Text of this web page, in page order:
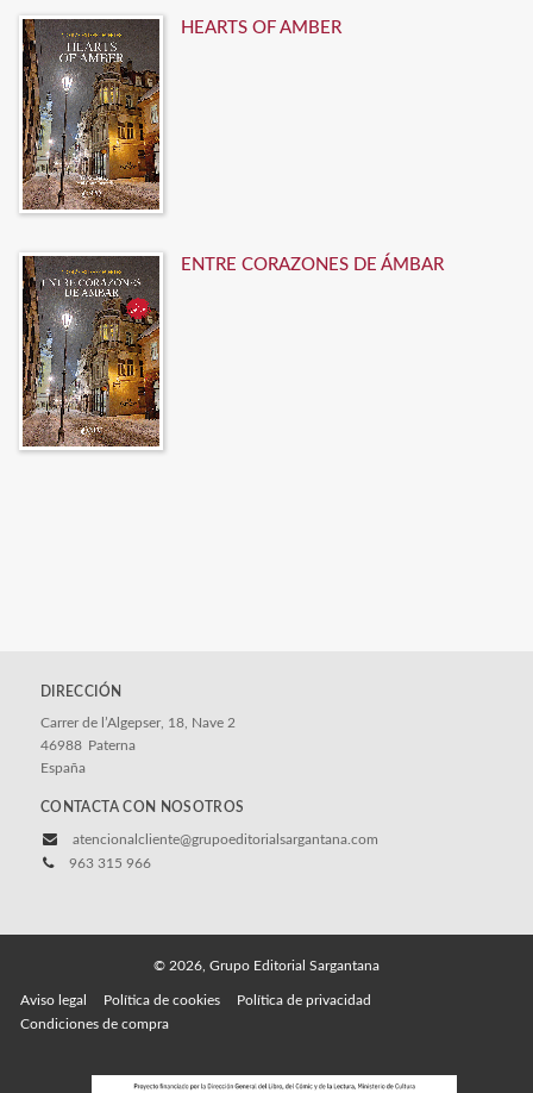
HEARTS OF AMBER
ENTRE CORAZONES DE ÁMBAR
DIRECCIÓN
Carrer de l’Algepser, 18, Nave 2
46988 Paterna
España
CONTACTA CON NOSOTROS
atencionalcliente@grupoeditorialsargantana.com
963 315 966
© 2026, Grupo Editorial Sargantana
Aviso legal Política de cookies
Política de privacidad
Condiciones de compra